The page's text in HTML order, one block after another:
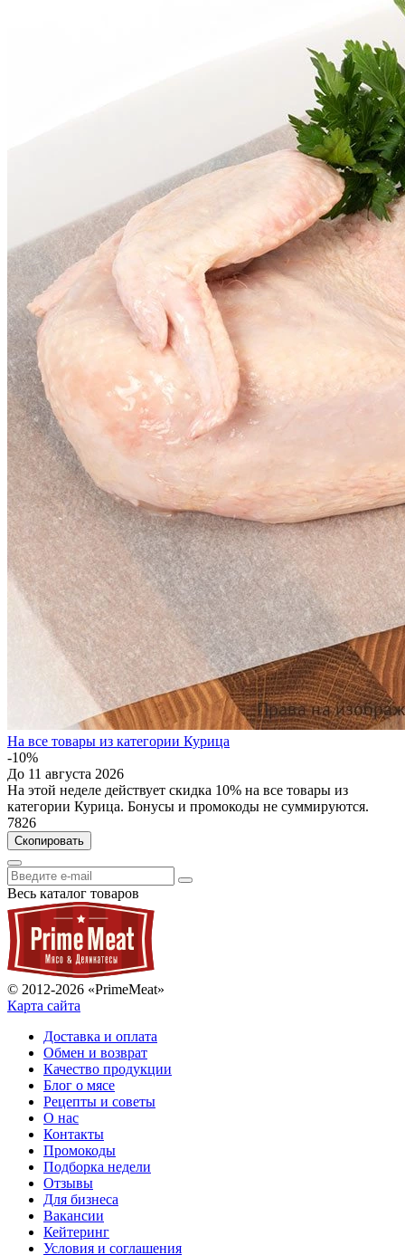
На все товары из категории Курица
-10%
До 11 августа 2026
На этой неделе действует скидка 10% на все товары из
категории Курица. Бонусы и промокоды не суммируются.
7826
Скопировать
Весь каталог товаров
© 2012-2026 «PrimeMeat»
Карта сайта
Доставка и оплата
Обмен и возврат
Качество продукции
Блог о мясе
Рецепты и советы
О нас
Контакты
Промокоды
Подборка недели
Отзывы
Для бизнеса
Вакансии
Кейтеринг
Условия и соглашения